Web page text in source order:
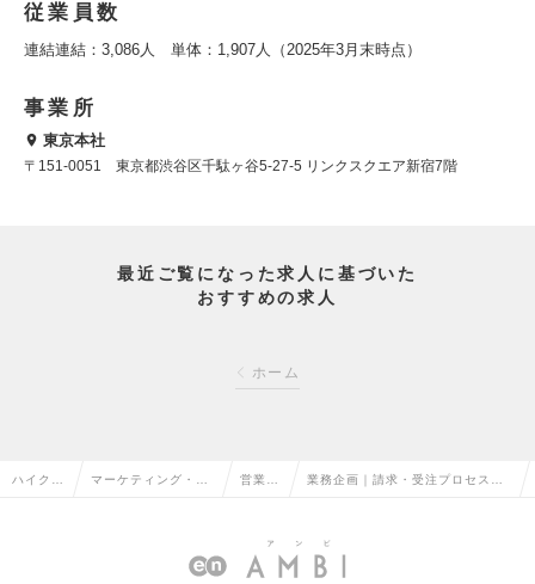
従業員数
連結連結：3,086人 単体：1,907人（2025年3月末時点）
事業所
東京本社
〒151-0051 東京都渋谷区千駄ヶ谷5-27-5 リンクスクエア新宿7階
最近ご覧になった求人に基づいた
おすすめの求人
ホーム
ハイクラ マーケティング・販 営業企
職
業務企画｜請求・受注プロセス設
の求人情報